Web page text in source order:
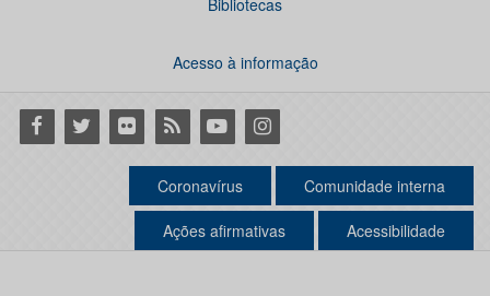
Bibliotecas
Acesso à informação
Facebook
Twitter Flickr RSS YoutubeInstagram
Coronavírus Comunidade interna
Ações afirmativas Acessibilidade